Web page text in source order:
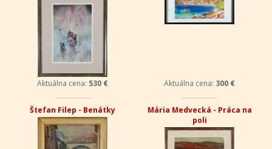
Aktuálna cena: 530 € Aktuálna cena: 300 €
Štefan Filep - Benátky
Mária Medvecká - Práca na
poli